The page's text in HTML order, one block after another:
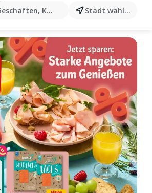
Kategorien, Produkten...
Stadt wählen